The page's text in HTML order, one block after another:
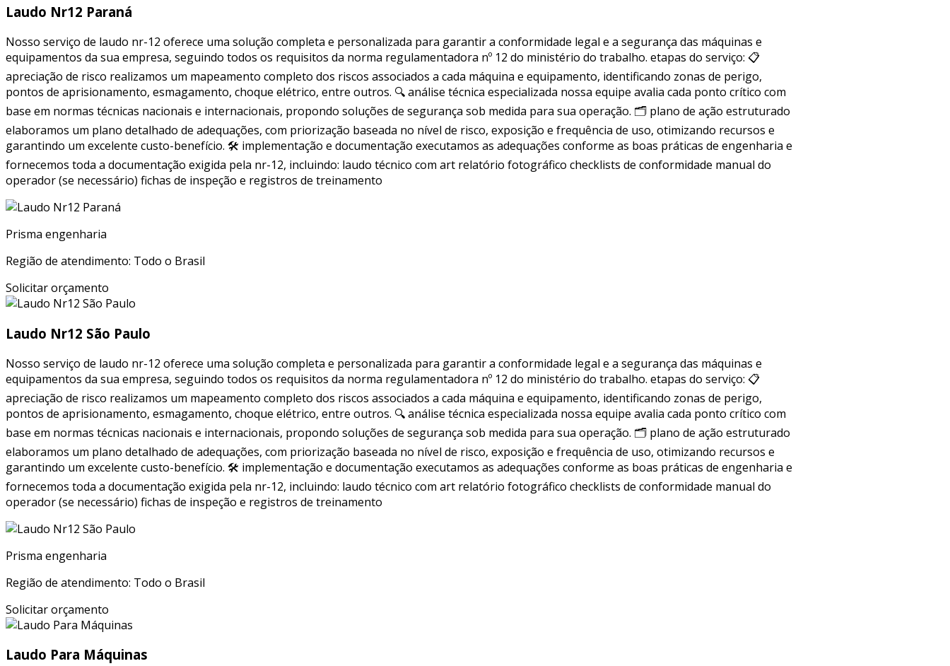
Laudo Nr12 Paraná
Nosso serviço de laudo nr-12 oferece uma solução completa e personalizada para garantir a conformidade legal e a segurança das máquinas e
equipamentos da sua empresa, seguindo todos os requisitos da norma regulamentadora nº 12 do ministério do trabalho. etapas do serviço: 📋
apreciação de risco realizamos um mapeamento completo dos riscos associados a cada máquina e equipamento, identificando zonas de perigo,
pontos de aprisionamento, esmagamento, choque elétrico, entre outros. 🔍 análise técnica especializada nossa equipe avalia cada ponto crítico com
base em normas técnicas nacionais e internacionais, propondo soluções de segurança sob medida para sua operação. 🗂 plano de ação estruturado
elaboramos um plano detalhado de adequações, com priorização baseada no nível de risco, exposição e frequência de uso, otimizando recursos e
garantindo um excelente custo-benefício. 🛠 implementação e documentação executamos as adequações conforme as boas práticas de engenharia e
fornecemos toda a documentação exigida pela nr-12, incluindo: laudo técnico com art relatório fotográfico checklists de conformidade manual do
operador (se necessário) fichas de inspeção e registros de treinamento
Prisma engenharia
Região de atendimento: Todo o Brasil
Solicitar orçamento
Laudo Nr12 São Paulo
Nosso serviço de laudo nr-12 oferece uma solução completa e personalizada para garantir a conformidade legal e a segurança das máquinas e
equipamentos da sua empresa, seguindo todos os requisitos da norma regulamentadora nº 12 do ministério do trabalho. etapas do serviço: 📋
apreciação de risco realizamos um mapeamento completo dos riscos associados a cada máquina e equipamento, identificando zonas de perigo,
pontos de aprisionamento, esmagamento, choque elétrico, entre outros. 🔍 análise técnica especializada nossa equipe avalia cada ponto crítico com
base em normas técnicas nacionais e internacionais, propondo soluções de segurança sob medida para sua operação. 🗂 plano de ação estruturado
elaboramos um plano detalhado de adequações, com priorização baseada no nível de risco, exposição e frequência de uso, otimizando recursos e
garantindo um excelente custo-benefício. 🛠 implementação e documentação executamos as adequações conforme as boas práticas de engenharia e
fornecemos toda a documentação exigida pela nr-12, incluindo: laudo técnico com art relatório fotográfico checklists de conformidade manual do
operador (se necessário) fichas de inspeção e registros de treinamento
Prisma engenharia
Região de atendimento: Todo o Brasil
Solicitar orçamento
Laudo Para Máquinas